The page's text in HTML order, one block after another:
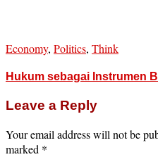
Economy, Politics, Think
Hukum sebagai Instrumen
Leave a Reply
Your email address will not be
marked *